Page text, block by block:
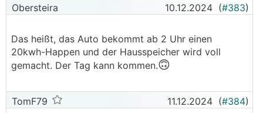
Obersteira 10.12.2024 (#383)
Das heißt, das Auto bekommt ab 2 Uhr einen
20kwh-Happen und der Hausspeicher wird voll
gemacht. Der Tag kann kommen.🙃
TomF79 11.12.2024 (#384)